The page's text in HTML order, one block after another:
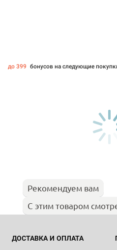
до 399 бонусов на следующие
Рекомендуем вам
С этим товаром
ДОСТАВКА И ОПЛАТА